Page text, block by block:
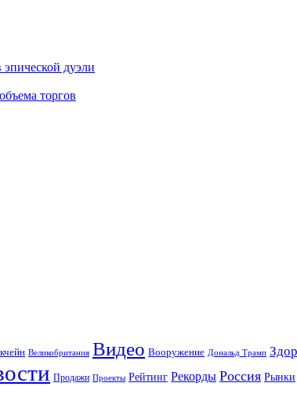
дуэли
торгов
Великобритания Видео Вооружение Дональд Трамп
Продажи Проекты Рейтинг Рекорды Россия Рынки